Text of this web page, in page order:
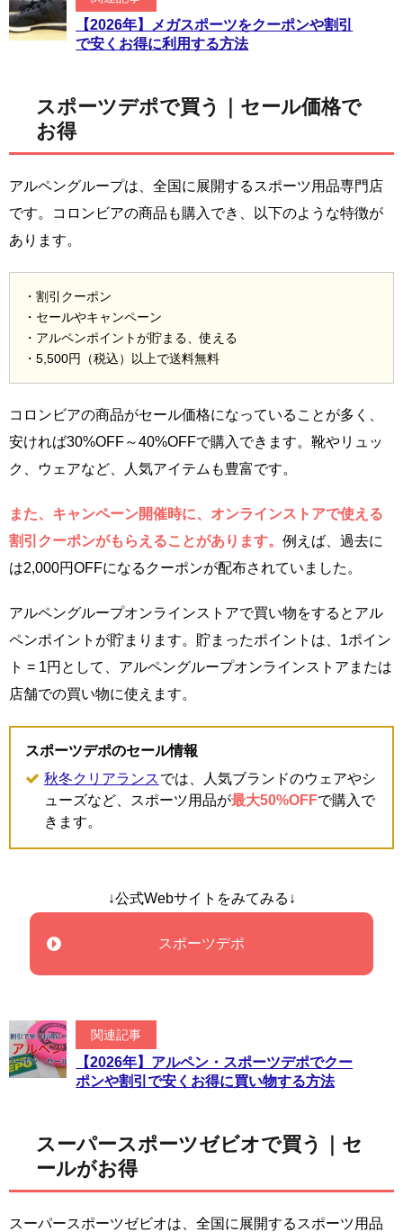
【2026年】メガスポーツをクーポンや割引
で安くお得に利用する方法
スポーツデポで買う｜セール価格で
お得
アルペングループは、全国に展開するスポーツ用品専門店
です。コロンビアの商品も購入でき、以下のような特徴が
あります。
・割引クーポン
・セールやキャンペーン
・アルペンポイントが貯まる、使える
・5,500円（税込）以上で送料無料
コロンビアの商品がセール価格になっていることが多く、
安ければ30%OFF～40%OFFで購入できます。靴やリュッ
ク、ウェアなど、人気アイテムも豊富です。
また、キャンペーン開催時に、オンラインストアで使える
割引クーポンがもらえることがあります。 例えば、過去に
は2,000円OFFになるクーポンが配布されていました。
アルペングループオンラインストアで買い物をするとアル
ペンポイントが貯まります。貯まったポイントは、1ポイン
ト = 1円として、アルペングループオンラインストアまたは
店舗での買い物に使えます。
スポーツデポのセール情報
秋冬クリアランス では、人気ブランドのウェアやシ
ューズなど、スポーツ用品が最大50%OFFで購入で
きます。
↓公式Webサイトをみてみる↓
スポーツデポ
関連記事
【2026年】アルペン・スポーツデポでクー
ポンや割引で安くお得に買い物する方法
スーパースポーツゼビオで買う｜セ
ールがお得
スーパースポーツゼビオは、全国に展開するスポーツ用品